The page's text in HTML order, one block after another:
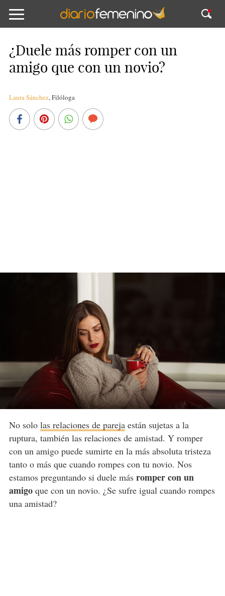
¿Duele más romper con un
amigo que con un novio?
Laura Sánchez,Filóloga
No solo las relaciones de parejaestán sujetas a la
ruptura, también las relaciones de amistad. Y romper
con un amigo puede sumirte en la más absoluta tristeza
tanto o más que cuando rompes con tu novio. Nos
estamos preguntando si duele más romper con un
amigoque con un novio. ¿Se sufre igual cuando rompes
una amistad?